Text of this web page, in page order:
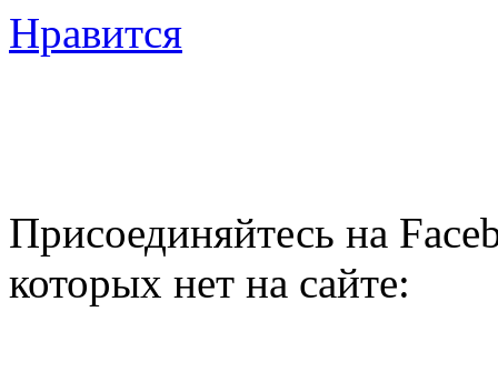
Нравится
Присоединяйтесь на
которых нет на сайте: